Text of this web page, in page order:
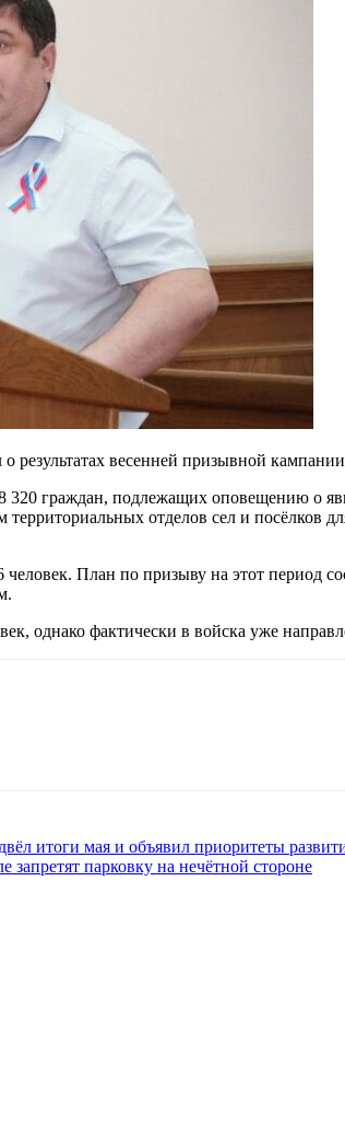
весенней призывной
8 320 граждан, подлежащих оповещению
отделов сел и посёлков
План по призыву на этот период
однако фактически в войска уже
итоги мая и объявил приоритеты
парковку на нечётной стороне